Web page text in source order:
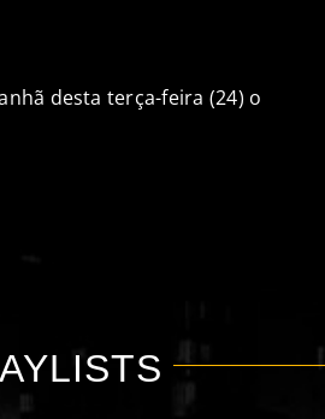
desta terça-feira (24) o